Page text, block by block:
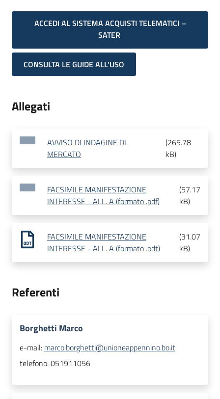
ACCEDI AL SISTEMA ACQUISTI TELEMATICI –
SATER
CONSULTA LE GUIDE ALL'USO
Allegati
AVVISO DI INDAGINE DI
MERCATO
(265.78
kB)
FACSIMILE MANIFESTAZIONE
INTERESSE - ALL. A (formato .pdf)
(57.17
kB)
FACSIMILE MANIFESTAZIONE
INTERESSE - ALL. A (formato .odt)
(31.07
kB)
Referenti
Borghetti Marco
e-mail: marco.borghetti@unioneappennino.bo.it
telefono:051911056